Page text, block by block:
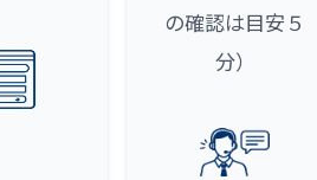
の確認は目安５
分）